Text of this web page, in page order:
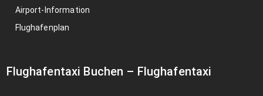
Airport-Information
Flughafenplan
Flughafentaxi Buchen – Flughafentaxi